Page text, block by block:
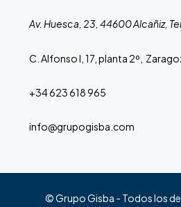
Av. Huesca, 23, 44600 Alcañiz,
C. Alfonso I, 17, planta 2º,
+34 623 618 965
info@grupogisba.com
© Grupo Gisba - Todos los